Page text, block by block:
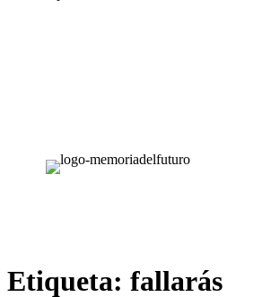
Etiqueta: fallarás